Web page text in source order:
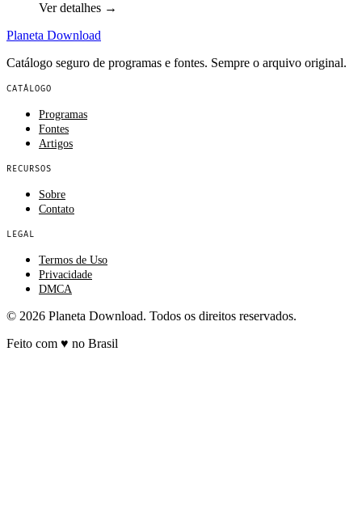
Ver detalhes →
Planeta Download
Catálogo seguro de programas e fontes. Sempre o arquivo original.
CATÁLOGO
Programas
Fontes
Artigos
RECURSOS
Sobre
Contato
LEGAL
Termos de Uso
Privacidade
DMCA
© 2026 Planeta Download. Todos os direitos reservados.
Feito com ♥ no Brasil